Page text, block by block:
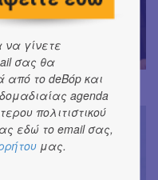
γίνετε
σας θα
από το deBόp και
agenda
πολιτιστικού
εδώ το email σας,
μας.